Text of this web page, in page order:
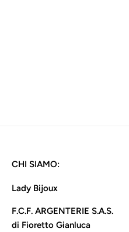
CHI SIAMO:
Lady Bijoux
F.C.F. ARGENTERIE S.A.S.
di Fioretto Gianluca